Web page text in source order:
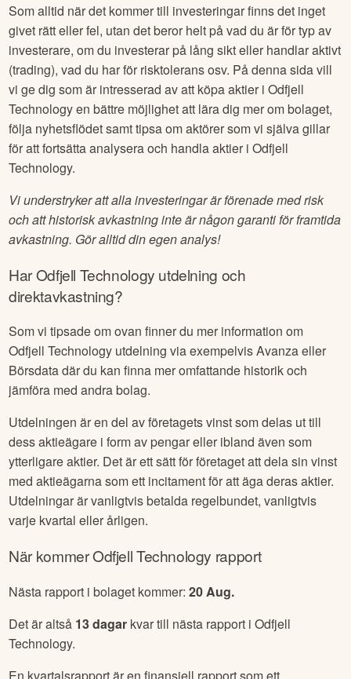
Som alltid när det kommer till investeringar finns det inget
givet rätt eller fel, utan det beror helt på vad du är för typ av
investerare, om du investerar på lång sikt eller handlar aktivt
(trading), vad du har för risktolerans osv. På denna sida vill
vi ge dig som är intresserad av att köpa aktier iOdfjell
Technologyen bättre möjlighet att lära dig mer om bolaget,
följa nyhetsflödet samt tipsa om aktörer som vi själva gillar
för att fortsätta analysera och handla aktier iOdfjell
Technology.
Vi understryker att alla investeringar är förenade med risk
och att historisk avkastning inte är någon garanti för framtida
avkastning. Gör alltid din egen analys!
HarOdfjell Technology utdelning och
direktavkastning?
Som vi tipsade om ovan finner du mer information om
Odfjell Technology utdelning via exempelvis Avanza eller
Börsdata där du kan finna mer omfattande historik och
jämföra med andra bolag.
Utdelningen är en del av företagets vinst som delas ut till
dess aktieägare i form av pengar eller ibland även som
ytterligare aktier. Det är ett sätt för företaget att dela sin vinst
med aktieägarna som ett incitament för att äga deras aktier.
Utdelningar är vanligtvis betalda regelbundet, vanligtvis
varje kvartal eller årligen.
När kommerOdfjell Technology rapport
Nästa rapport i bolaget kommer:20 Aug.
Det är altså 13dagar kvar till nästa rapport iOdfjell
Technology.
En kvartalsrapport är en finansiell rapport som ett